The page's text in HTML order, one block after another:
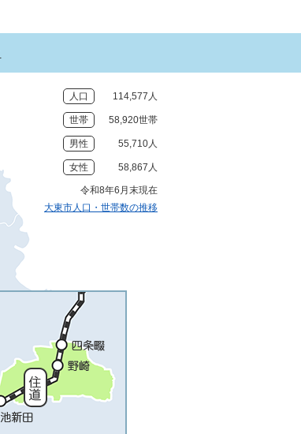
人口 114,577人
世帯 58,920世帯
男性 55,710人
女性 58,867人
令和8年6月末現在
大東市人口・世帯数の推移